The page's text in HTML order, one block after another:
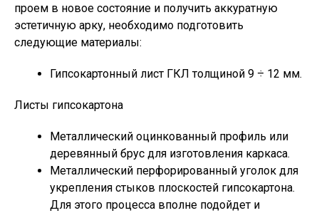
проем в новое состояние и получить аккуратную
эстетичную арку, необходимо подготовить
следующие материалы:
Гипсокартонный лист ГКЛ толщиной 9 ÷ 12 мм.
Листы гипсокартона
Металлический оцинкованный профиль или
деревянный брус для изготовления каркаса.
Металлический перфорированный уголок для
укрепления стыков плоскостей гипсокартона.
Для этого процесса вполне подойдет и